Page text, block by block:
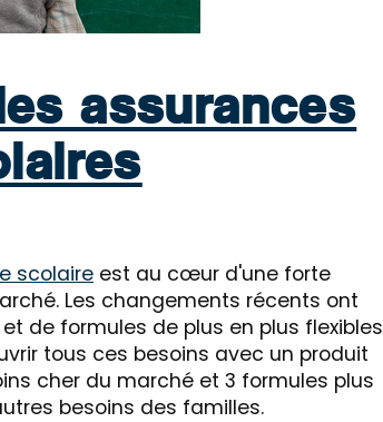
assurances
scolaire est au cœur d'une forte
Les changements récents ont
de formules de plus en plus flexibles
tous ces besoins avec un produit
cher du marché et 3 formules plus
besoins des familles.